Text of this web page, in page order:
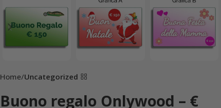
Home Uncategorized
Buono regalo Onlywood – €